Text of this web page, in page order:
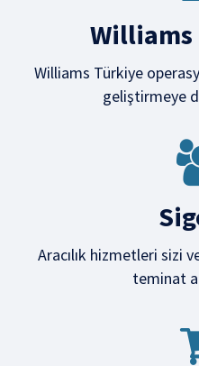
Williams
Williams Türkiye
geliştirmeye
Aracılık hizmetleri sizi
teminat